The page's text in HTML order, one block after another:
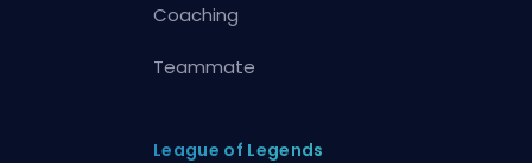
Coaching
Teammate
League of Legends